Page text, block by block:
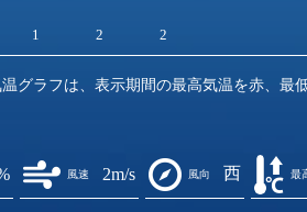
1 2 2
グラフは、表示期間の最高気温を赤、最
風速 2m/s 風向 西 最